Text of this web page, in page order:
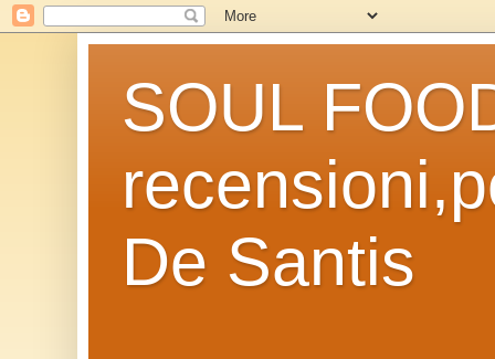
SOUL
De Santis